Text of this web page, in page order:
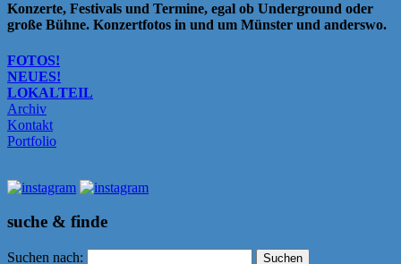
Konzerte, Festivals und Termine, egal ob Underground oder
große Bühne. Konzertfotos in und um Münster und anderswo.
FOTOS!
NEUES!
LOKALTEIL
Archiv
Kontakt
Portfolio
suche & finde
Suchen nach: